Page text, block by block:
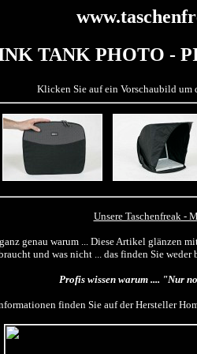
TANK PHOTO -
Klicken Sie auf ein Vorschaubild um
Unsere Taschenfreak -
genau warum ... Diese Artikel glänzen
und was nicht ... das finden Sie
Profis wissen warum .... "Nur
finden Sie auf der Hersteller